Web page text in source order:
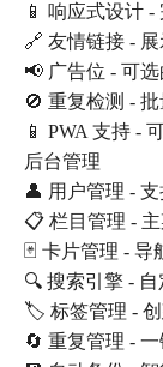
📱 响应式设计
🔗 友情链接 -
📢 广告位 - 可
🚫 重复检测 -
📱 PWA 支持 -
后台管理
👤 用户管理 -
📋 栏目管理 -
🃏 卡片管理 -
🔍 搜索引擎 -
🏷️ 标签管理 - 创
🔄 重复管理 -